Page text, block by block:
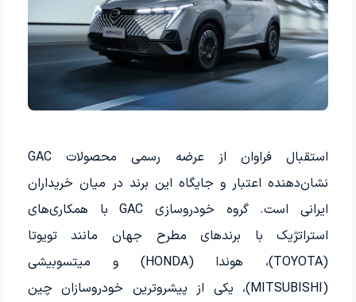
استقبال فراوان از عرضه رسمی محصولات GAC
نشان‌دهنده اعتبار و جایگاه این برند در میان خریداران
ایرانی است. گروه خودروسازی GAC با همکاری‌های
استراتژیک با برندهای مطرح جهان مانند تویوتا
(TOYOTA)، هوندا (HONDA) و میتسوبیشی
(MITSUBISHI)، یکی از پیشروترین خودروسازان چین